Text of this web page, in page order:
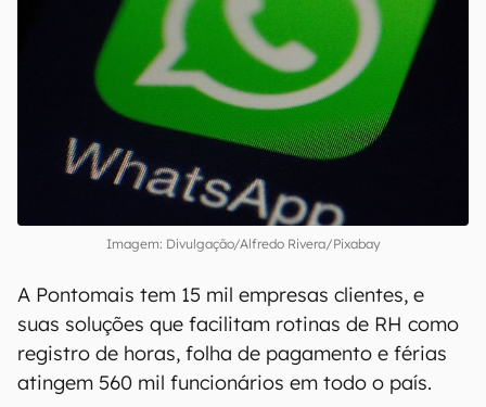
Imagem: Divulgação/Alfredo Rivera/Pixabay
A Pontomais tem 15 mil empresas clientes, e
suas soluções que facilitam rotinas de RH como
registro de horas, folha de pagamento e férias
atingem 560 mil funcionários em todo o país.